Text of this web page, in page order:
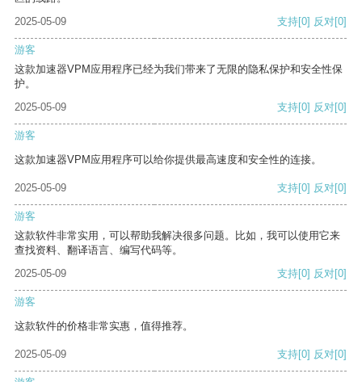
2025-05-09
支持[0] 反对[0]
游客
这款加速器VPM应用程序已经为我们带来了无限的隐私保护和安全性保
护。
2025-05-09
支持[0] 反对[0]
游客
这款加速器VPM应用程序可以给你提供最高速度和安全性的连接。
2025-05-09 支持[0] 反对[0]
游客
这款软件非常实用，可以帮助我解决很多问题。比如，我可以使用它来
查找资料、翻译语言、编写代码等。
2025-05-09
支持[0] 反对[0]
游客
这款软件的价格非常实惠，值得推荐。
2025-05-09 支持[0] 反对[0]